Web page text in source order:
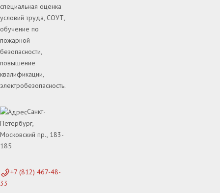
специальная оценка
условий труда, СОУТ,
обучение по
пожарной
безопасности,
повышение
квалификации,
электробезопасность.
Санкт-
Петербург,
Московский пр., 183-
185
+7 (812) 467-48-
33